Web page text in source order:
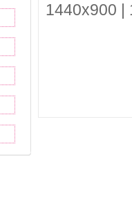
1440x900 |